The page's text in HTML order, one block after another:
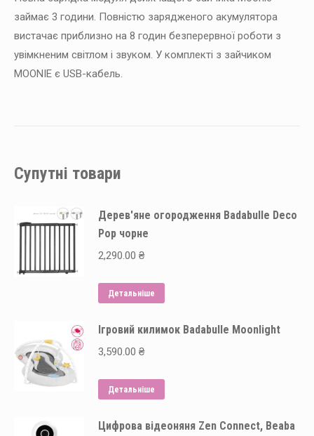
займає 3 години. Повністю зарядженого акумулятора
вистачає приблизно на 8 годин безперервної роботи з
увімкненим світлом і звуком. У комплекті з зайчиком
MOONIE є USB-кабель.
Супутні товари
Дерев'яне огородження Badabulle Deco
Pop чорне
2,290.00 ₴
Детальніше
Ігровий килимок Badabulle Moonlight
3,590.00 ₴
Детальніше
Цифрова відеоняня Zen Connect, Beaba